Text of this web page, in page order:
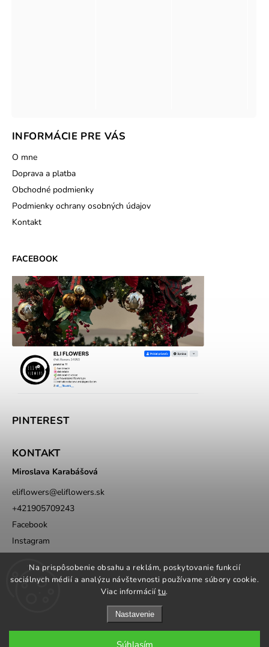
Na prispôsobenie obsahu a reklám, poskytovanie funkcií
sociálnych médií a analýzu návštevnosti používame súbory cookie.
Viac informáciítu.
Nastavenie
Súhlasím
INFORMÁCIE PRE VÁS
O mne
Doprava a platba
Obchodné podmienky
Podmienky ochrany osobných údajov
Kontakt
FACEBOOK
PINTEREST
KONTAKT
Miroslava Karabášová
eliflowers@eliflowers.sk
+421905709243
Facebook
Instagram